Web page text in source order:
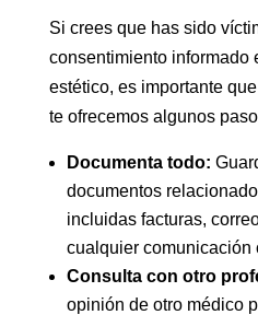
Si crees que has sido
consentimiento informado
estético, es importante
te ofrecemos algunos
Documenta todo:
documentos
incluidas facturas,
cualquier comunicación
Consulta con otro
opinión de otro médico